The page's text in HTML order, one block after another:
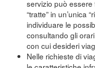
servizio può
“tratte” in un’unica
individuare le
consultando gli
con cui desideri
Nelle richieste di